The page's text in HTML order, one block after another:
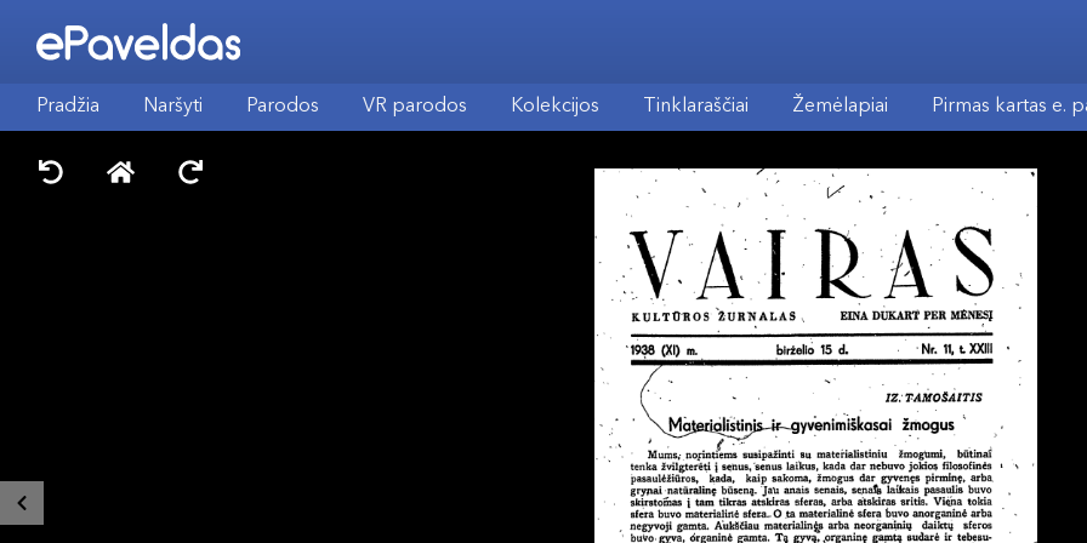
Pradžia Naršyti Parodos VR parodos Kolekcijos Tinklaraščiai Žemėlapiai Pirmas kartas e.